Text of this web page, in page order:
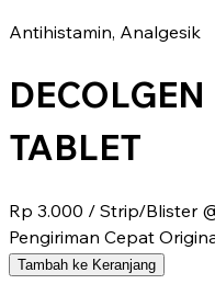
Antihistamin, Analgesik
TABLET
Rp 3.000 / Strip/Blister
Pengiriman Cepat
Tambah ke Keranjang